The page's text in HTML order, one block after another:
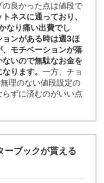
良かった点は値段で
ネスに通っており、
なり痛い出費でし
ンがある時は週3ほ
モチベーションが落
いので無駄なお金を
ります。 一方、チョ
理のない値段設定の
ずに済むのがいい点
ーブックが貰える